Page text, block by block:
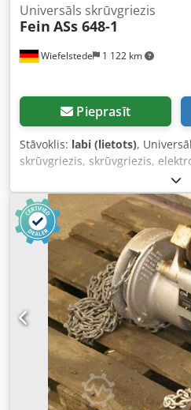
Wiefelstede 1 122 km
Universāls skrūvgriezis
Fein ASs 648-1
Pieprasīt
Stāvoklis: labi (lietots),
skrūvgriezis, skrūvgriezis,
spēka skrūvgriezis, elektro-
400 vati - Maksimālais
Pieslēgums: 220 volti - Cena:
gabali Dedjfc Hfxjpfx Abrskr -
Svars: 4 kg/gabals